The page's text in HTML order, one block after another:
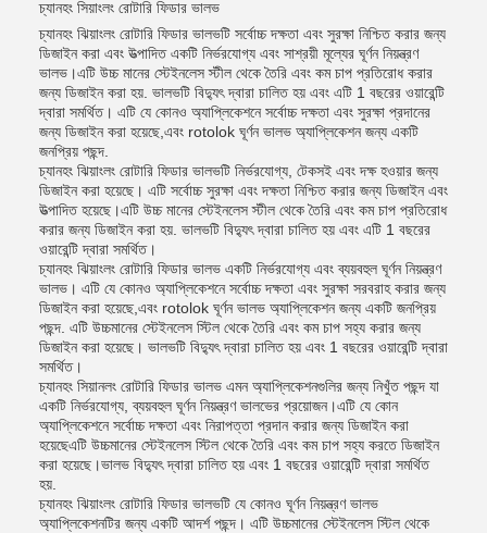
চ্যানহং সিয়াংলং রোটারি ফিডার ভালভ
চ্যানহং ঝিয়াংলং রোটারি ফিডার ভালভটি সর্বোচ্চ দক্ষতা এবং সুরক্ষা নিশ্চিত করার জন্য
ডিজাইন করা এবং উত্পাদিত একটি নির্ভরযোগ্য এবং সাশ্রয়ী মূল্যের ঘূর্ণন নিয়ন্ত্রণ
ভালভ।এটি উচ্চ মানের স্টেইনলেস স্টীল থেকে তৈরি এবং কম চাপ প্রতিরোধ করার
জন্য ডিজাইন করা হয়. ভালভটি বিদ্যুৎ দ্বারা চালিত হয় এবং এটি 1 বছরের ওয়ারেন্টি
দ্বারা সমর্থিত। এটি যে কোনও অ্যাপ্লিকেশনে সর্বোচ্চ দক্ষতা এবং সুরক্ষা প্রদানের
জন্য ডিজাইন করা হয়েছে,এবং rotolok ঘূর্ণন ভালভ অ্যাপ্লিকেশন জন্য একটি
জনপ্রিয় পছন্দ.
চ্যানহং ঝিয়াংলং রোটারি ফিডার ভালভটি নির্ভরযোগ্য, টেকসই এবং দক্ষ হওয়ার জন্য
ডিজাইন করা হয়েছে। এটি সর্বোচ্চ সুরক্ষা এবং দক্ষতা নিশ্চিত করার জন্য ডিজাইন এবং
উত্পাদিত হয়েছে।এটি উচ্চ মানের স্টেইনলেস স্টীল থেকে তৈরি এবং কম চাপ প্রতিরোধ
করার জন্য ডিজাইন করা হয়. ভালভটি বিদ্যুৎ দ্বারা চালিত হয় এবং এটি 1 বছরের
ওয়ারেন্টি দ্বারা সমর্থিত।
চ্যানহং ঝিয়াংলং রোটারি ফিডার ভালভ একটি নির্ভরযোগ্য এবং ব্যয়বহুল ঘূর্ণন নিয়ন্ত্রণ
ভালভ। এটি যে কোনও অ্যাপ্লিকেশনে সর্বোচ্চ দক্ষতা এবং সুরক্ষা সরবরাহ করার জন্য
ডিজাইন করা হয়েছে,এবং rotolok ঘূর্ণন ভালভ অ্যাপ্লিকেশন জন্য একটি জনপ্রিয়
পছন্দ. এটি উচ্চমানের স্টেইনলেস স্টিল থেকে তৈরি এবং কম চাপ সহ্য করার জন্য
ডিজাইন করা হয়েছে। ভালভটি বিদ্যুৎ দ্বারা চালিত হয় এবং 1 বছরের ওয়ারেন্টি দ্বারা
সমর্থিত।
চ্যানহং সিয়ানলং রোটারি ফিডার ভালভ এমন অ্যাপ্লিকেশনগুলির জন্য নিখুঁত পছন্দ যা
একটি নির্ভরযোগ্য, ব্যয়বহুল ঘূর্ণন নিয়ন্ত্রণ ভালভের প্রয়োজন।এটি যে কোন
অ্যাপ্লিকেশনে সর্বোচ্চ দক্ষতা এবং নিরাপত্তা প্রদান করার জন্য ডিজাইন করা
হয়েছেএটি উচ্চমানের স্টেইনলেস স্টিল থেকে তৈরি এবং কম চাপ সহ্য করতে ডিজাইন
করা হয়েছে।ভালভ বিদ্যুৎ দ্বারা চালিত হয় এবং 1 বছরের ওয়ারেন্টি দ্বারা সমর্থিত
হয়.
চ্যানহং ঝিয়াংলং রোটারি ফিডার ভালভটি যে কোনও ঘূর্ণন নিয়ন্ত্রণ ভালভ
অ্যাপ্লিকেশনটির জন্য একটি আদর্শ পছন্দ। এটি উচ্চমানের স্টেইনলেস স্টিল থেকে